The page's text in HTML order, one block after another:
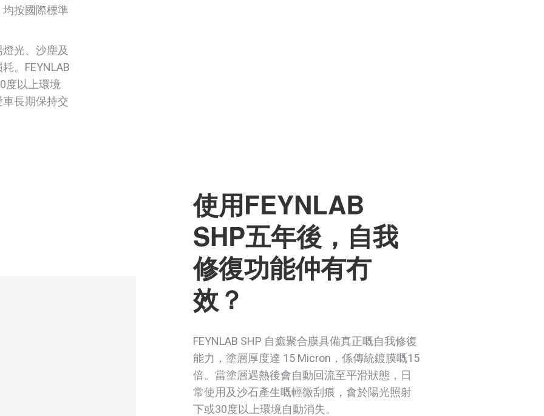
按國際標準
光、沙塵及
。FEYNLAB
度以上環境
長期保持交
使用FEYNLAB
SHP五年後，自我
修復功能仲有冇
效？
FEYNLAB SHP 自癒聚合膜具備真正嘅自我修復
能力，塗層厚度達 15 Micron，係傳統鍍膜嘅15
倍。當塗層遇熱後會自動回流至平滑狀態，日
常使用及沙石產生嘅輕微刮痕，會於陽光照射
下或30度以上環境自動消失。